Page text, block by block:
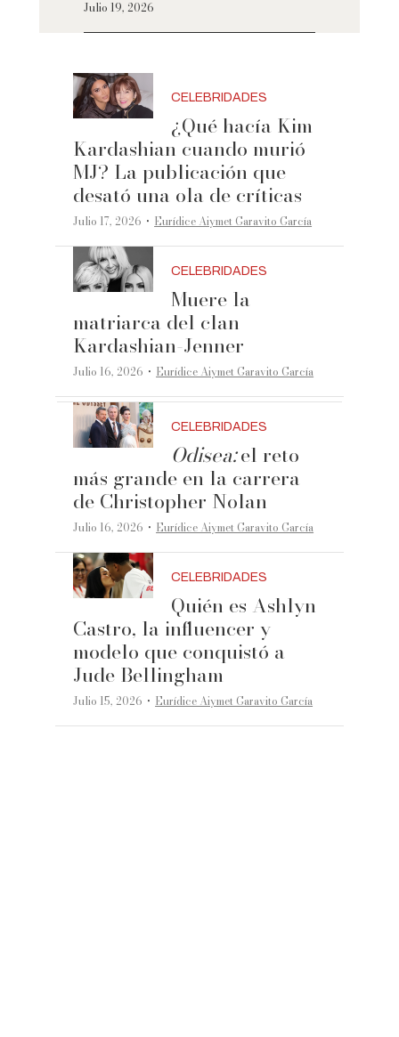
Julio 19, 2026
CELEBRIDADES
¿Qué hacía Kim
Kardashian cuando murió
MJ? La publicación que
desató una ola de críticas
Julio 17, 2026 ·Eurídice Aiymet Garavito García
CELEBRIDADES
Muere la
matriarca del clan
Kardashian-Jenner
Julio 16, 2026 ·Eurídice Aiymet Garavito García
CELEBRIDADES
Odisea:el reto
más grande en la carrera
de Christopher Nolan
Julio 16, 2026 ·Eurídice Aiymet Garavito García
CELEBRIDADES
Quién es Ashlyn
Castro, la influencer y
modelo que conquistó a
Jude Bellingham
Julio 15, 2026 ·Eurídice Aiymet Garavito García